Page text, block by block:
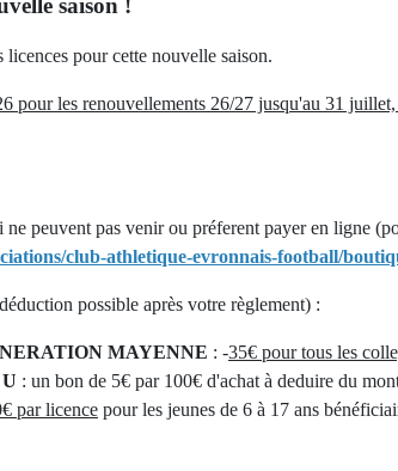
licences pour cette nouvelle saison.
pour les renouvellements 26/27 jusqu'au 31
peuvent pas venir ou préferent payer en ligne
club-athletique-evronnais-football/
possible après votre règlement) :
MAYENNE : -35€ pour tous les
: un bon de 5€ par 100€ d'achat à deduire du
par licence pour les jeunes de 6 à 17 ans